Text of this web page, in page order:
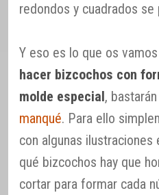
redondos y cuadrados se
Y eso es lo que os
hacer bizcochos con
molde especial,
manqué. Para ello
con algunas
qué bizcochos hay que
cortar para formar cada